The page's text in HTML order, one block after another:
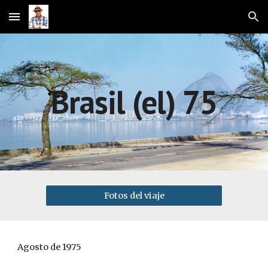
Skip to main content Skip to navigation
Brasil (el) 75
Fotos del viaje
Agosto de 1975